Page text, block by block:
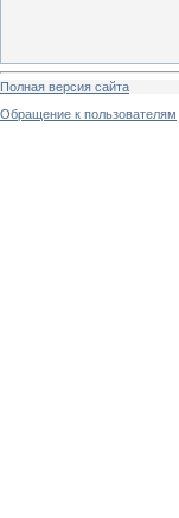
Полная версия сайта
Обращение к пользователям